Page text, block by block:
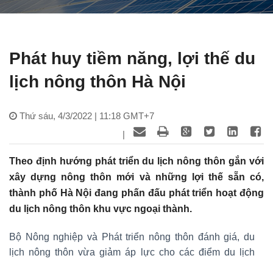
Phát huy tiềm năng, lợi thế du
lịch nông thôn Hà Nội
Thứ sáu, 4/3/2022 | 11:18 GMT+7
|
Theo định hướng phát triển du lịch nông thôn gắn với
xây dựng nông thôn mới và những lợi thế sẵn có,
thành phố Hà Nội đang phấn đấu phát triển hoạt động
du lịch nông thôn khu vực ngoại thành.
Bộ Nông nghiệp và Phát triển nông thôn đánh giá, du
lịch nông thôn vừa giảm áp lực cho các điểm du lịch